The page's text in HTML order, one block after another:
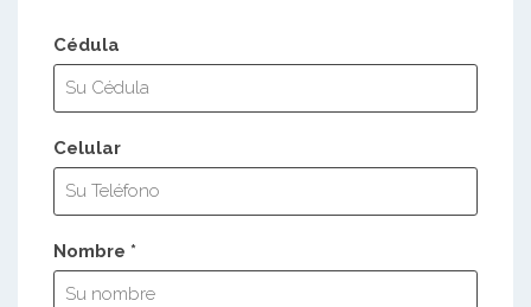
Cédula
Celular
Nombre *